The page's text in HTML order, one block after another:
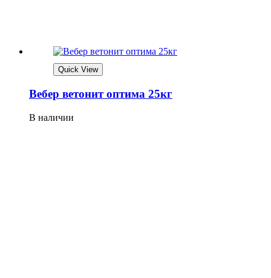
Quick View
Вебер ветонит оптима 25кг
В наличии